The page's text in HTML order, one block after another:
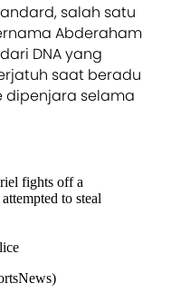
salah satu
Abderaham
DNA yang
saat beradu
dipenjara selama
fights off a
to steal